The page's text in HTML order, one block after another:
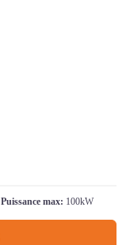
Puissance max: 100kW